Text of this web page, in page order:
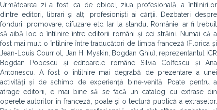
Următoarea zi a fost, ca de obicei, ziua profesională, a întîlnirilor
dintre editori, librari și alți profesioniști ai cărții. Dezbateri despre
fonduri, promovare, difuzare etc. Iar la standul României ar fi trebuit
să aibă loc o întîlnire între editorii români și cei străini. Numai că a
fost mai mult o întîlnire între traducători de limba franceză (Florica și
Jean-Louis Courriol, Jan H. Myskin, Bogdan Ghiu), reprezentantul ICR
Bogdan Popescu și editoarele române Silvia Colfescu și Ana
Antonescu. A fost o întîlnire mai degrabă de prezentare a unei
activități și de schimb de experiență bine‑venită. Poate pentru a
atrage editorii, e mai bine să se facă un catalog cu extrase din
operele autorilor în franceză, poate și o lectură publică a extraselor.